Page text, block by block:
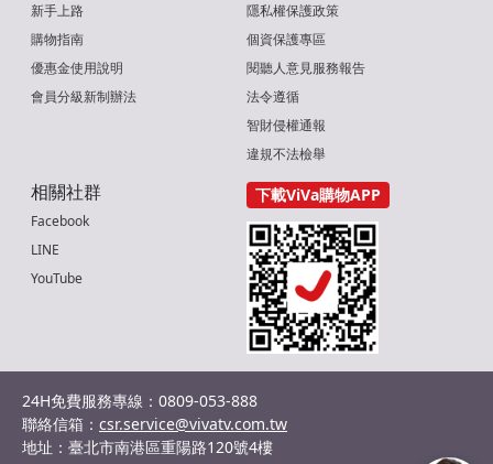
新手上路
購物指南
優惠金使用說明
會員分級新制辦法
隱私權保護政策
個資保護專區
閱聽人意見服務報告
法令遵循
智財侵權通報
違規不法檢舉
相關社群
Facebook
LINE
YouTube
下載ViVa購物APP
24H免費服務專線：0809-053-888
聯絡信箱： csr.service@vivatv.com.tw
地址：臺北市南港區重陽路120號4樓